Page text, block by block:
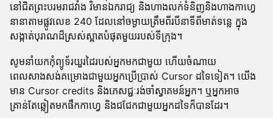
នៅជិតព្រះបរមរាជវាំង វិមានឯករាជ្យ និងហាងលក់ទំនិញនិងហាងកាហ្វេ
នានាតាមផ្លូវលេខ 240 ដែលនៅចម្ងាយត្រឹមពីរបីនាទីពីមាត់ទន្លេ ក្នុង
សង្កាត់បុរាណដ៏ស្រស់ស្អាតបំផុតមួយរបស់ទីក្រុង។
សូមនាំយកកុំព្យូទ័រយួរដៃរបស់អ្នកមកជាមួយ ហើយចំណាយ
ពេលសាងសង់គម្រោងជាមួយអ្នកប្រើប្រាស់ Cursor ដទៃទៀត។ យើង
មាន Cursor credits និងភេសជ្ជៈរង់ចាំស្វាគមន៍អ្នក។ ឬអ្នកអាច
គ្រាន់តែឆ្លៀតមកផឹកកាហ្វេ និងជជែកជាមួយអ្នកដទៃក៏បានដែរ។